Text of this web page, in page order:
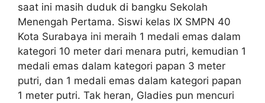
saat ini masih duduk di bangku Sekolah
Menengah Pertama. Siswi kelas IX SMPN 40
Kota Surabaya ini meraih 1 medali emas dalam
kategori 10 meter dari menara putri, kemudian 1
medali emas dalam kategori papan 3 meter
putri, dan 1 medali emas dalam kategori papan
1 meter putri. Tak heran, Gladies pun mencuri